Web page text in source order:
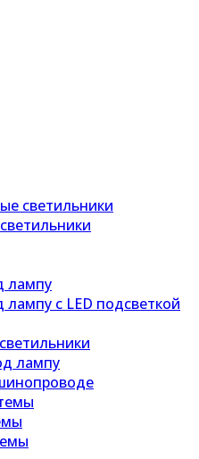
светильники
лампу
с LED подсветкой
лампу